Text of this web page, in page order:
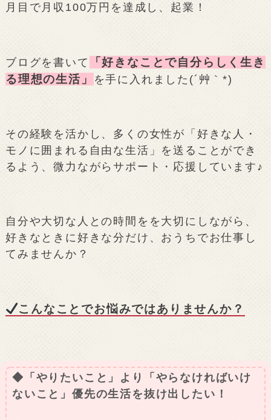
月目で月収100万円を達成し、起業！
ブログを書いて
「好きなことで自分らしく生き
る理想の生活」
を手に入れました(´艸｀*)
その経験を活かし、多くの女性が「好きな人・
モノに囲まれる自由な生活」を送ることができ
るよう、微力ながらサポート・応援しています♪
自分や大切な人との時間をを大切にしながら、
好きなときに好きな分だけ、おうちでお仕事し
てみませんか？
こんなことでお悩みではありませんか？
◆「やりたいこと」より「やらなければいけ
ないこと」優先の生活を抜け出したい！